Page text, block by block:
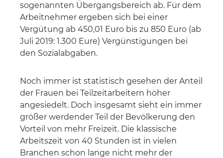
sogenannten Übergangsbereich ab. Für dem
Arbeitnehmer ergeben sich bei einer
Vergütung ab 450,01 Euro bis zu 850 Euro (ab
Juli 2019: 1.300 Eure) Vergünstigungen bei
den Sozialabgaben.
Noch immer ist statistisch gesehen der Anteil
der Frauen bei Teilzeitarbeitern höher
angesiedelt. Doch insgesamt sieht ein immer
größer werdender Teil der Bevölkerung den
Vorteil von mehr Freizeit. Die klassische
Arbeitszeit von 40 Stunden ist in vielen
Branchen schon lange nicht mehr der